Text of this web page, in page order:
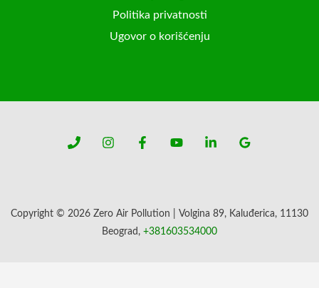
Politika privatnosti
Ugovor o korišćenju
Copyright © 2026 Zero Air Pollution | Volgina 89, Kaluđerica, 11130
Beograd, +381603534000